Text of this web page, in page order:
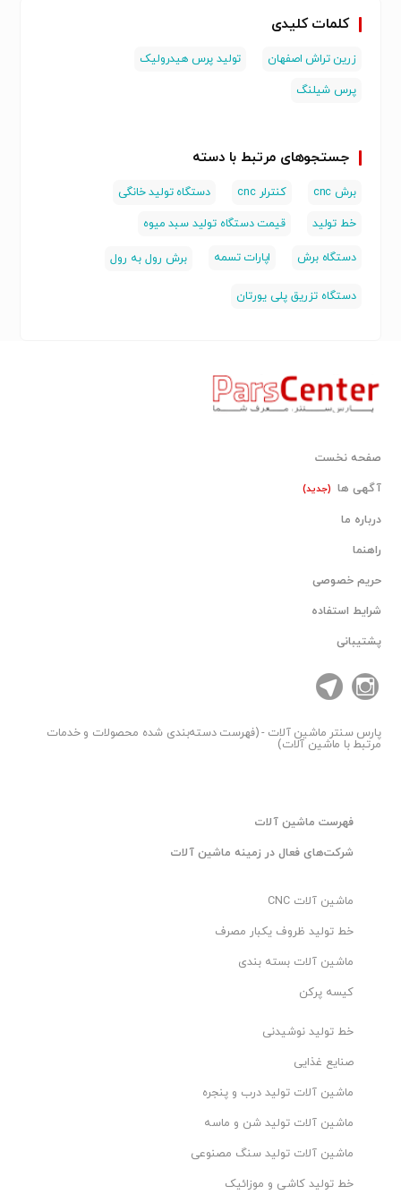
کلمات کلیدی
زرین تراش اصفهان
تولید پرس هیدرولیک
پرس شیلنگ
جستجوهای مرتبط با دسته
برش cnc کنترلر cnc
دستگاه تولید خانگی
خط تولید
قیمت دستگاه تولید سبد میوه
دستگاه برش اپارات تسمه برش رول به رول
دستگاه تزریق پلی یورتان
صفحه نخست
آگهی ها (جدید)
درباره ما
راهنما
حریم خصوصی
شرایط استفاده
پشتیبانی
پارس سنتر ماشین آلات - (فهرست دسته‌بندی شده محصولات و خدمات
مرتبط با ماشین آلات)
فهرست ماشین آلات
شرکت‌های فعال در زمینه ماشین آلات
ماشین آلات CNC
خط تولید ظروف یکبار مصرف
ماشین آلات بسته بندی
کیسه پرکن
خط تولید نوشیدنی
صنایع غذایی
ماشین آلات تولید درب و پنجره
ماشین آلات تولید شن و ماسه
ماشین آلات تولید سنگ مصنوعی
خط تولید کاشی و موزائیک